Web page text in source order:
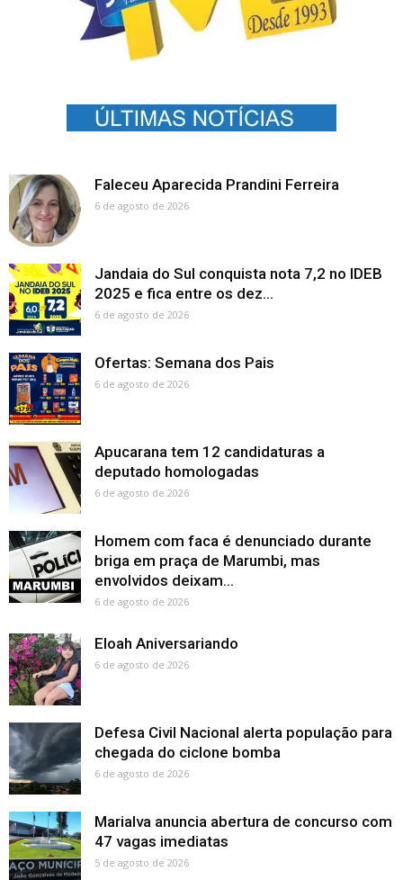
Faleceu Aparecida Prandini Ferreira
6 de agosto de 2026
Jandaia do Sul conquista nota 7,2 no IDEB
2025 e fica entre os dez...
6 de agosto de 2026
Ofertas: Semana dos Pais
6 de agosto de 2026
Apucarana tem 12 candidaturas a
deputado homologadas
6 de agosto de 2026
Homem com faca é denunciado durante
briga em praça de Marumbi, mas
envolvidos deixam...
6 de agosto de 2026
Eloah Aniversariando
6 de agosto de 2026
Defesa Civil Nacional alerta população para
chegada do ciclone bomba
6 de agosto de 2026
Marialva anuncia abertura de concurso com
47 vagas imediatas
5 de agosto de 2026